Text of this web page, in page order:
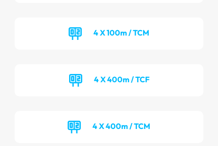
4 X 100m / TCM
4 X 400m / TCF
4 X 400m / TCM